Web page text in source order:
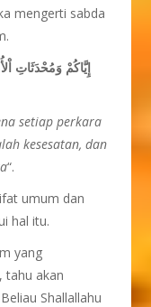
mengerti sabda
إِيَّاكُمْ وَمُحْدَثَاتِ
setiap perkara
kesesatan, dan
“.
umum dan
hal itu.
yang
tahu akan
Shallallahu